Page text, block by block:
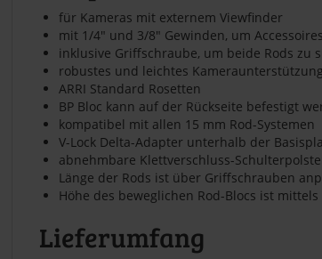
für Kameras mit externem Viewfinder
mit 1/4" und 3/8" Gewinden, um
inklusive Griffschraube, um beide Rods zu
robustes und leichtes
ARRI Standard Rosetten
BP Bloc kann auf der Rückseite befestigt
kompatibel mit allen 15 mm Rod-Systemen
V-Lock Delta-Adapter unterhalb der
abnehmbare Klettverschluss-
Länge der Rods ist über Griffschrauben
Höhe des beweglichen Rod-Blocs ist
Lieferumfang